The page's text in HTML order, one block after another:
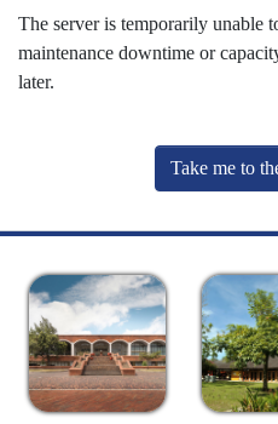
The server is temporarily unable
maintenance downtime or
later.
Take me to